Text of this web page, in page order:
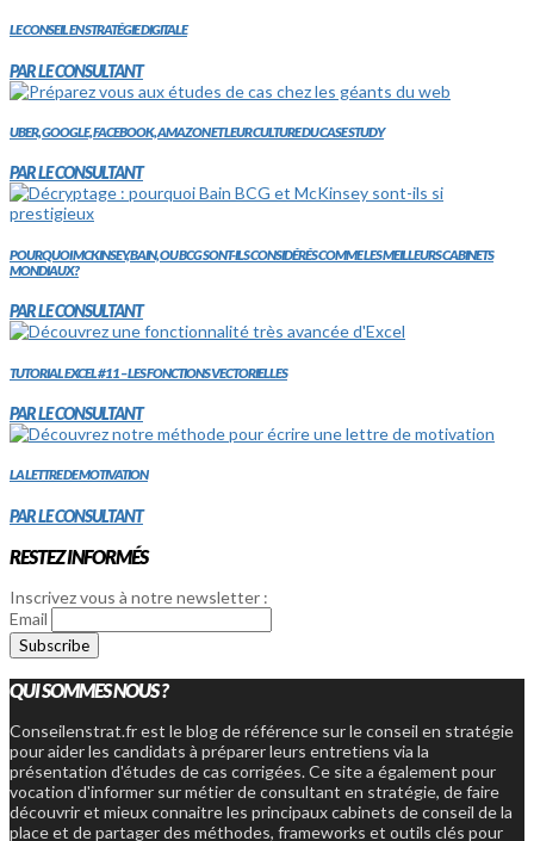
LE CONSEIL EN STRATÉGIE DIGITALE
PAR LE CONSULTANT
UBER, GOOGLE, FACEBOOK, AMAZON ET LEUR CULTURE DU CASE STUDY
PAR LE CONSULTANT
POURQUOI MCKINSEY, BAIN, OU BCG SONT-ILS CONSIDÉRÉS COMME LES MEILLEURS CABINETS
MONDIAUX?
PAR LE CONSULTANT
TUTORIAL EXCEL #11 – LES FONCTIONS VECTORIELLES
PAR LE CONSULTANT
LA LETTRE DE MOTIVATION
PAR LE CONSULTANT
RESTEZ INFORMÉS
Inscrivez vous à notre newsletter :
Email
QUI SOMMES NOUS ?
Conseilenstrat.fr est le blog de référence sur le conseil en stratégie
pour aider les candidats à préparer leurs entretiens via la
présentation d'études de cas corrigées. Ce site a également pour
vocation d'informer sur métier de consultant en stratégie, de faire
découvrir et mieux connaitre les principaux cabinets de conseil de la
place et de partager des méthodes, frameworks et outils clés pour